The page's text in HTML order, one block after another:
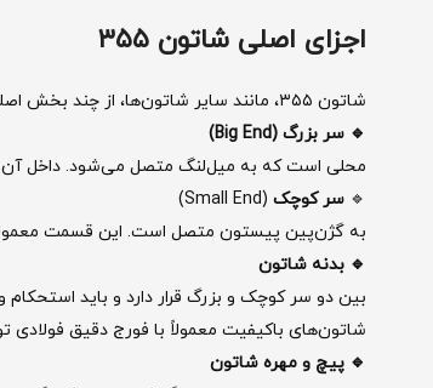
اجزای اصلی شاتون ۳۵۵
شاتون ۳۵۵، مانند سایر شاتون‌ها، از چند بخش اصلی تشکیل شده است:
🔹 سر بزرگ (Big End)
محلی است که به میل‌لنگ متصل می‌شود. داخل آن
🔹 سر کوچک (Small End)
به گژن‌پین پیستون متصل است. این قسمت معمولاً
🔹 بدنه شاتون
بین دو سر کوچک و بزرگ قرار دارد و باید
شاتون‌های باکیفیت معمولاً با فورج دقیق فولادی
🔹 پیچ و مهره شاتون